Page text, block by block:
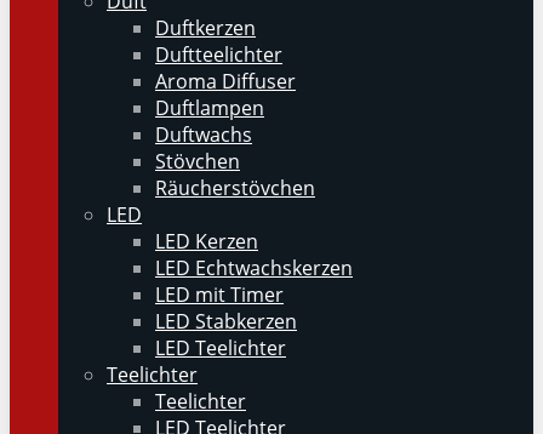
Duftkerzen
Duftteelichter
Aroma Diffuser
Duftlampen
Duftwachs
Stövchen
Räucherstövchen
LED
LED Kerzen
LED Echtwachskerzen
LED mit Timer
LED Stabkerzen
LED Teelichter
Teelichter
Teelichter
LED Teelichter